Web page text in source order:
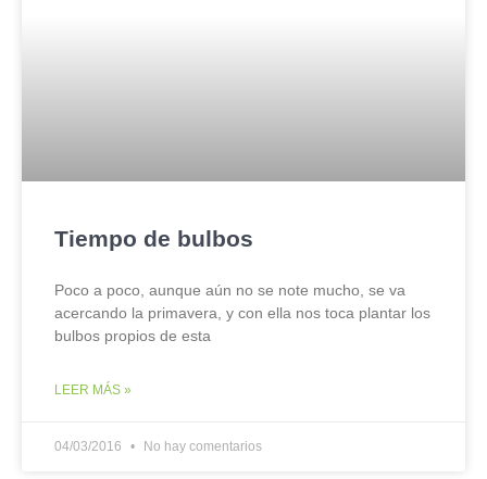
Tiempo de bulbos
Poco a poco, aunque aún no se note mucho, se va
acercando la primavera, y con ella nos toca plantar los
bulbos propios de esta
LEER MÁS »
04/03/2016 No hay comentarios